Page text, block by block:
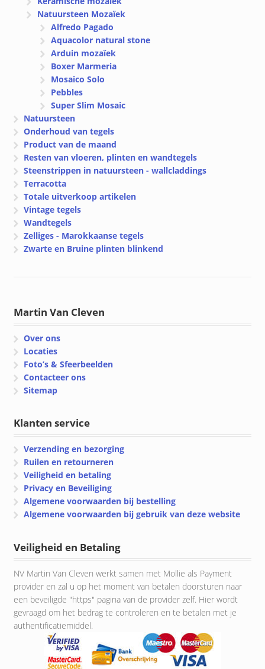
Natuursteen Mozaïek
Alfredo Pagado
Aquacolor natural stone
Arduin mozaïek
Boxer Marmeria
Mosaico Solo
Pebbles
Super Slim Mosaic
Natuursteen
Onderhoud van tegels
Product van de maand
Resten van vloeren, plinten en wandtegels
Steenstrippen in natuursteen - wallcladdings
Terracotta
Totale uitverkoop artikelen
Vintage tegels
Wandtegels
Zelliges - Marokkaanse tegels
Zwarte en Bruine plinten blinkend
Martin Van Cleven
Over ons
Locaties
Foto’s & Sfeerbeelden
Contacteer ons
Sitemap
Klanten service
Verzending en bezorging
Ruilen en retourneren
Veiligheid en betaling
Privacy en Beveiliging
Algemene voorwaarden bij bestelling
Algemene voorwaarden bij gebruik van deze website
Veiligheid en Betaling
NV Martin Van Cleven werkt samen met Mollie als Payment
provider en zal u op het moment van betalen doorsturen naar
een beveiligde "https" pagina van de provider zelf. Hier wordt
gevraagd om het bedrag te controleren en te betalen met je
authentificatiemiddel.